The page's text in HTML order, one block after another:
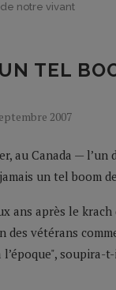
notre vivant
TEL
2007
au Canada — l’un
un tel boom
ans après le krach
vétérans
soupira-